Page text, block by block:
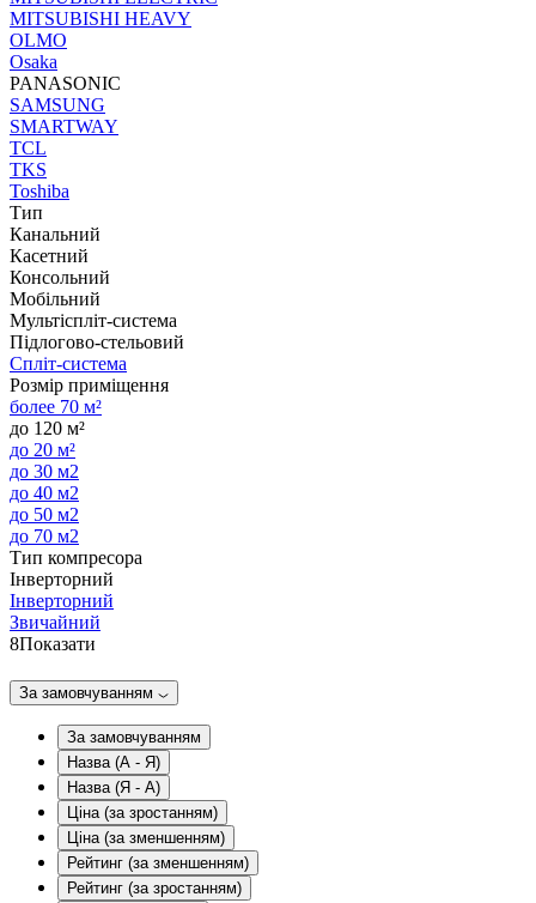
MITSUBISHI HEAVY
OLMO
Osaka
PANASONIC
SAMSUNG
SMARTWAY
TCL
TKS
Toshiba
Тип
Канальний
Касетний
Консольний
Мобільний
Мультіспліт-система
Підлогово-стельовий
Спліт-система
Розмір приміщення
более 70 м²
до 120 м²
до 20 м²
до 30 м2
до 40 м2
до 50 м2
до 70 м2
Тип компресора
Інверторний
Інверторний
Звичайний
8Показати
За замовчуванням
За замовчуванням
Назва (А - Я)
Назва (Я - А)
Ціна (за зростанням)
Ціна (за зменшенням)
Рейтинг (за зменшенням)
Рейтинг (за зростанням)